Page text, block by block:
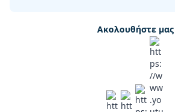
Ακολουθήστε μας